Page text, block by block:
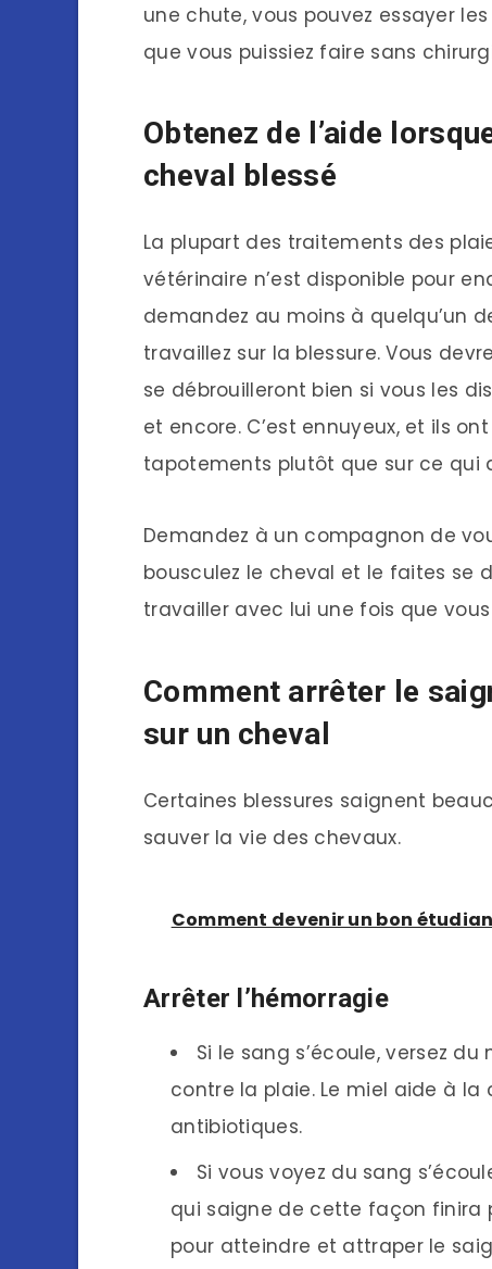
une chute, vous pouvez essayer
que vous puissiez faire sans
Obtenez de l’aide
cheval blessé
La plupart des traitements des
vétérinaire n’est disponible pour
demandez au moins à quelqu’un
travaillez sur la blessure. Vous
se débrouilleront bien si vous les
et encore. C’est ennuyeux, et ils
tapotements plutôt que sur ce qui
Demandez à un compagnon de
bousculez le cheval et le faites se
travailler avec lui une fois que
Comment arrêter le
sur un cheval
Certaines blessures saignent
sauver la vie des chevaux.
Comment devenir un bon
Arrêter l’hémorragie
Si le sang s’écoule, versez
contre la plaie. Le miel aide à
antibiotiques.
Si vous voyez du sang
qui saigne de cette façon finira
pour atteindre et attraper le